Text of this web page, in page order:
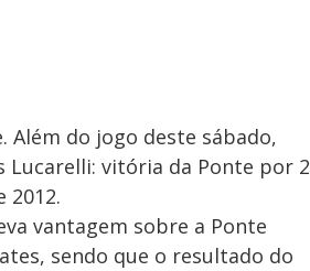
Além do jogo deste sábado,
Lucarelli: vitória da Ponte por 2
2012.
vantagem sobre a Ponte
sendo que o resultado do